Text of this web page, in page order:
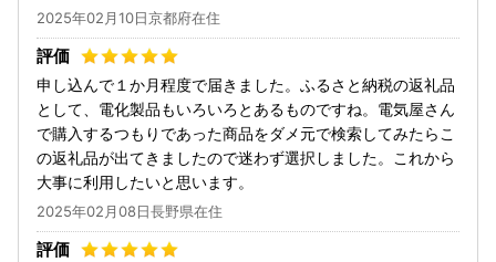
2025年02月10日京都府在住
申し込んで１か月程度で届きました。ふるさと納税の返礼品
として、電化製品もいろいろとあるものですね。電気屋さん
で購入するつもりであった商品をダメ元で検索してみたらこ
の返礼品が出てきましたので迷わず選択しました。これから
大事に利用したいと思います。
2025年02月08日長野県在住